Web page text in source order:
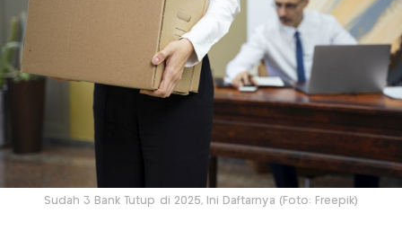
Sudah 3 Bank Tutup di 2025, Ini Daftarnya (Foto: Freepik)